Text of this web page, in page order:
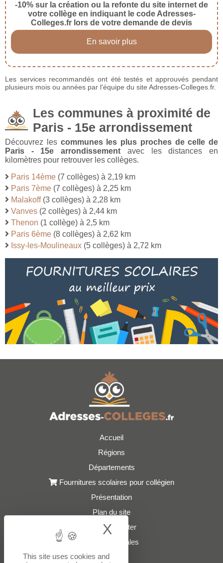
-10% sur la création ou la refonte du site internet de
votre collège en indiquant le code Adresses-
Colleges.fr lors de votre demande de devis
En savoir plus
Les services recommandés ont été testés et approuvés pendant
plusieurs mois ou années par l'équipe du site Adresses-Colleges.fr.
Les communes à proximité de
Paris - 15e arrondissement
Découvrez les communes les plus proches de celle de
Paris - 15e arrondissement avec les distances en
kilomètres pour retrouver les collèges.
Paris 14ème (7 collèges) à 2,19 km
Paris 7ème (7 collèges) à 2,25 km
Malakoff(3 collèges) à 2,28 km
Vanves (2 collèges) à 2,44 km
Thenon (1 collège) à 2,5 km
Paris 6ème (8 collèges) à 2,62 km
Issy-les-Moulineaux (5 collèges) à 2,72 km
Accueil
Régions
Départements
Fournitures scolaires pour collégien
Présentation
Plan du site
Nous contacter
Mentions légales
This site uses cookies and
X Hide cookie